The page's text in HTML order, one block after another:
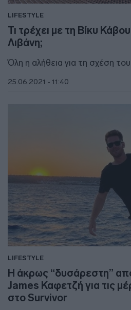
LIFESTYLE
Τι τρέχει με τη Βίκυ
Λιβάνη;
Όλη η αλήθεια για τη σχέση
25.06.2021 - 11:40
LIFESTYLE
Η άκρως “δυσάρεστη”
James Καφετζή για τις
στο Survivor